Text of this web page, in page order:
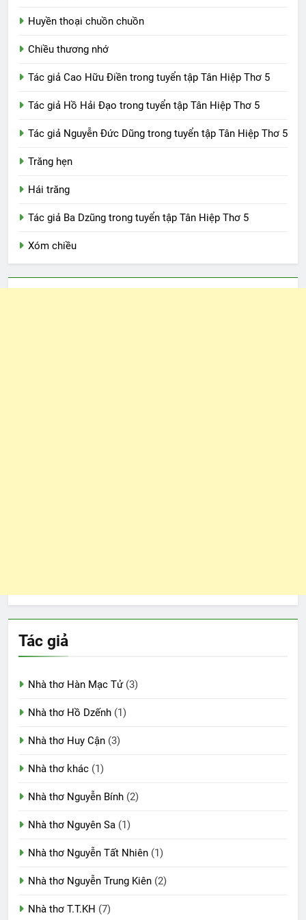
Huyền thoại chuồn chuồn
Chiều thương nhớ
Tác giả Cao Hữu Điền trong tuyển tập Tân Hiệp Thơ 5
Tác giả Hồ Hải Đạo trong tuyển tập Tân Hiệp Thơ 5
Tác giả Nguyễn Đức Dũng trong tuyển tập Tân Hiệp Thơ 5
Trăng hẹn
Hái trăng
Tác giả Ba Dzũng trong tuyển tập Tân Hiệp Thơ 5
Xóm chiều
Tác giả
Nhà thơ Hàn Mạc Tử(3)
Nhà thơ Hồ Dzếnh (1)
Nhà thơ Huy Cận (3)
Nhà thơ khác (1)
Nhà thơ Nguyễn Bính (2)
Nhà thơ Nguyên Sa (1)
Nhà thơ Nguyễn Tất Nhiên (1)
Nhà thơ Nguyễn Trung Kiên (2)
Nhà thơ T.T.KH (7)